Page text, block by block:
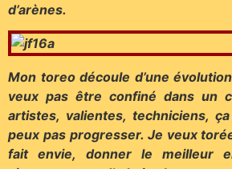
d’arènes.
Mon toreo découle d’une
veux pas être confiné dans un
artistes, valientes, techniciens,
peux pas progresser. Je veux
fait envie, donner le meilleur